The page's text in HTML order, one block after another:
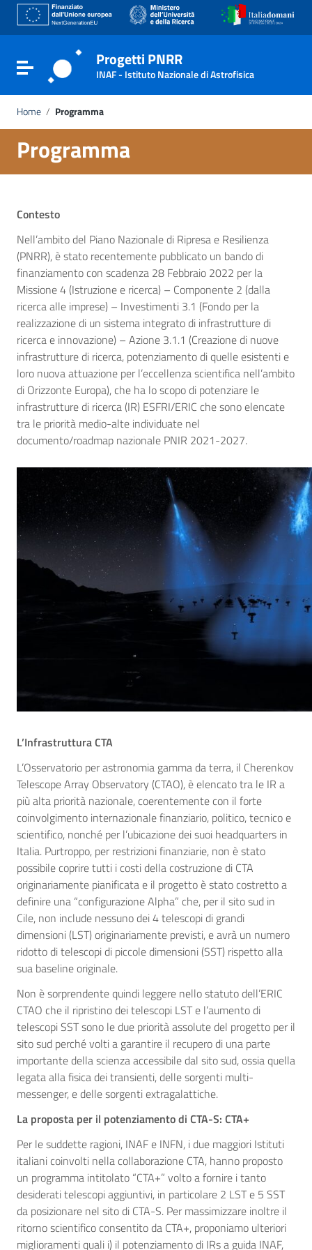
Go to content
Go to the navigation menu
Go to the footer
Toggle navigationProgetti PNRR
INAF - Istituto Nazionale di Astrofisica
Home / Programma
Programma
Contesto
Nell’ambito del Piano Nazionale di Ripresa e Resilienza
(PNRR), è stato recentemente pubblicato un bando di
finanziamento con scadenza 28 Febbraio 2022 per la
Missione 4 (Istruzione e ricerca) – Componente 2 (dalla
ricerca alle imprese) – Investimenti 3.1 (Fondo per la
realizzazione di un sistema integrato di infrastrutture di
ricerca e innovazione) – Azione 3.1.1 (Creazione di nuove
infrastrutture di ricerca, potenziamento di quelle esistenti e
loro nuova attuazione per l’eccellenza scientifica nell’ambito
di Orizzonte Europa), che ha lo scopo di potenziare le
infrastrutture di ricerca (IR) ESFRI/ERIC che sono elencate
tra le priorità medio-alte individuate nel
documento/roadmap nazionale PNIR 2021-2027.
L’Infrastruttura CTA
L’Osservatorio per astronomia gamma da terra, il Cherenkov
Telescope Array Observatory (CTAO), è elencato tra le IR a
più alta priorità nazionale, coerentemente con il forte
coinvolgimento internazionale finanziario, politico, tecnico e
scientifico, nonché per l’ubicazione dei suoi headquarters in
Italia. Purtroppo, per restrizioni finanziarie, non è stato
possibile coprire tutti i costi della costruzione di CTA
originariamente pianificata e il progetto è stato costretto a
definire una “configurazione Alpha” che, per il sito sud in
Cile, non include nessuno dei 4 telescopi di grandi
dimensioni (LST) originariamente previsti, e avrà un numero
ridotto di telescopi di piccole dimensioni (SST) rispetto alla
sua baseline originale.
Non è sorprendente quindi leggere nello statuto dell’ERIC
CTAO che il ripristino dei telescopi LST e l’aumento di
telescopi SST sono le due priorità assolute del progetto per il
sito sud perché volti a garantire il recupero di una parte
importante della scienza accessibile dal sito sud, ossia quella
legata alla fisica dei transienti, delle sorgenti multi-
messenger, e delle sorgenti extragalattiche.
La proposta per il potenziamento di CTA-S: CTA+
Per le suddette ragioni, INAF e INFN, i due maggiori Istituti
italiani coinvolti nella collaborazione CTA, hanno proposto
un programma intitolato “CTA+” volto a fornire i tanto
desiderati telescopi aggiuntivi, in particolare 2 LST e 5 SST
da posizionare nel sito di CTA-S. Per massimizzare inoltre il
ritorno scientifico consentito da CTA+, proponiamo ulteriori
miglioramenti quali i) il potenziamento di IRs a guida INAF,